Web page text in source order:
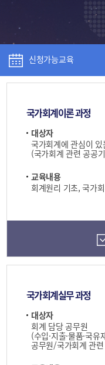
신청가능교육
국가회계이론 과정
대상자
국가회계에 관심이 있
(국가회계 관련 공공
교육내용
회계원리 기초, 국가
국가회계실무 과정
대상자
회계 담당 공무원
(수입·지출·물품·국
공무원/국가회계 관